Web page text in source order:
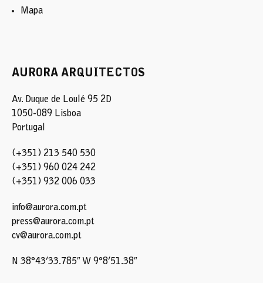
Mapa
AURORA ARQUITECTOS
Av. Duque de Loulé 95 2D
1050-089 Lisboa
Portugal
(+351) 213 540 530
(+351) 960 024 242
(+351) 932 006 033
info@aurora.com.pt
press@aurora.com.pt
cv@aurora.com.pt
N 38°43’33.785″ W 9°8’51.38″